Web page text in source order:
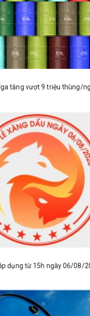
tăng vượt 9 triệu thùng/
dụng từ 15h ngày 06/08/